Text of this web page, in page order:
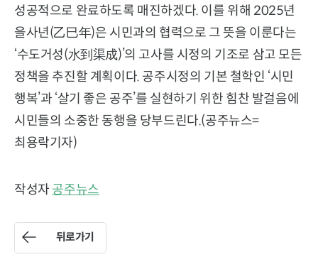
성공적으로 완료하도록 매진하겠다. 이를 위해 2025년
을사년(乙巳年)은 시민과의 협력으로 그 뜻을 이룬다는
‘수도거성(水到渠成)’의 고사를 시정의 기조로 삼고 모든
정책을 추진할 계획이다. 공주시정의 기본 철학인 ‘시민
행복’과 ‘살기 좋은 공주’를 실현하기 위한 힘찬 발걸음에
시민들의 소중한 동행을 당부드린다.(공주뉴스=
최용락기자)
작성자 공주뉴스
뒤로가기